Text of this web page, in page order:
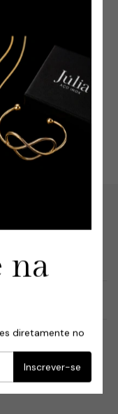
transmitida há 3
na
diretamente no
Inscrever-se